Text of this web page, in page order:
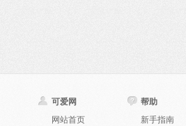
可爱网
网站首页
帮助
新手指南